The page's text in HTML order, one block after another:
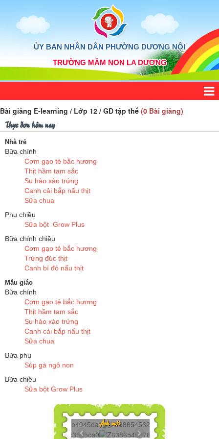
ỦY BAN NHÂN DÂN PHƯỜNG DƯƠNG NỘI
TRƯỜNG MẦM NON LA DƯƠNG
Bài giảng E-learning / Lớp 12 / GD tập thể (0 Bài giảng)
Thực đơn hôm nay
Nhà trẻ
Bữa chính
Cơm gạo tẻ bắc hương
Thịt hầm tam sắc
Su hào xào trứng
Canh cải bắp nấu thịt
Sữa chua
Phụ chiều
Sữa bột Grow Plus
Bữa chính chiều
Cơm gạo tẻ bắc hương
Trứng đúc thịt
Canh bí đỏ nấu thịt
Mẫu giáo
Bữa chính
Cơm gạo tẻ bắc hương
Thịt hầm tam sắc
Su hào xào trứng
Canh cải bắp nấu thịt
Sữa chua
Bữa phụ
Súp gà ngô non
Bữa chiều
Sữa bột Grow Plus
Z6386545625272...
Z6386545278606...
Ảnh mới